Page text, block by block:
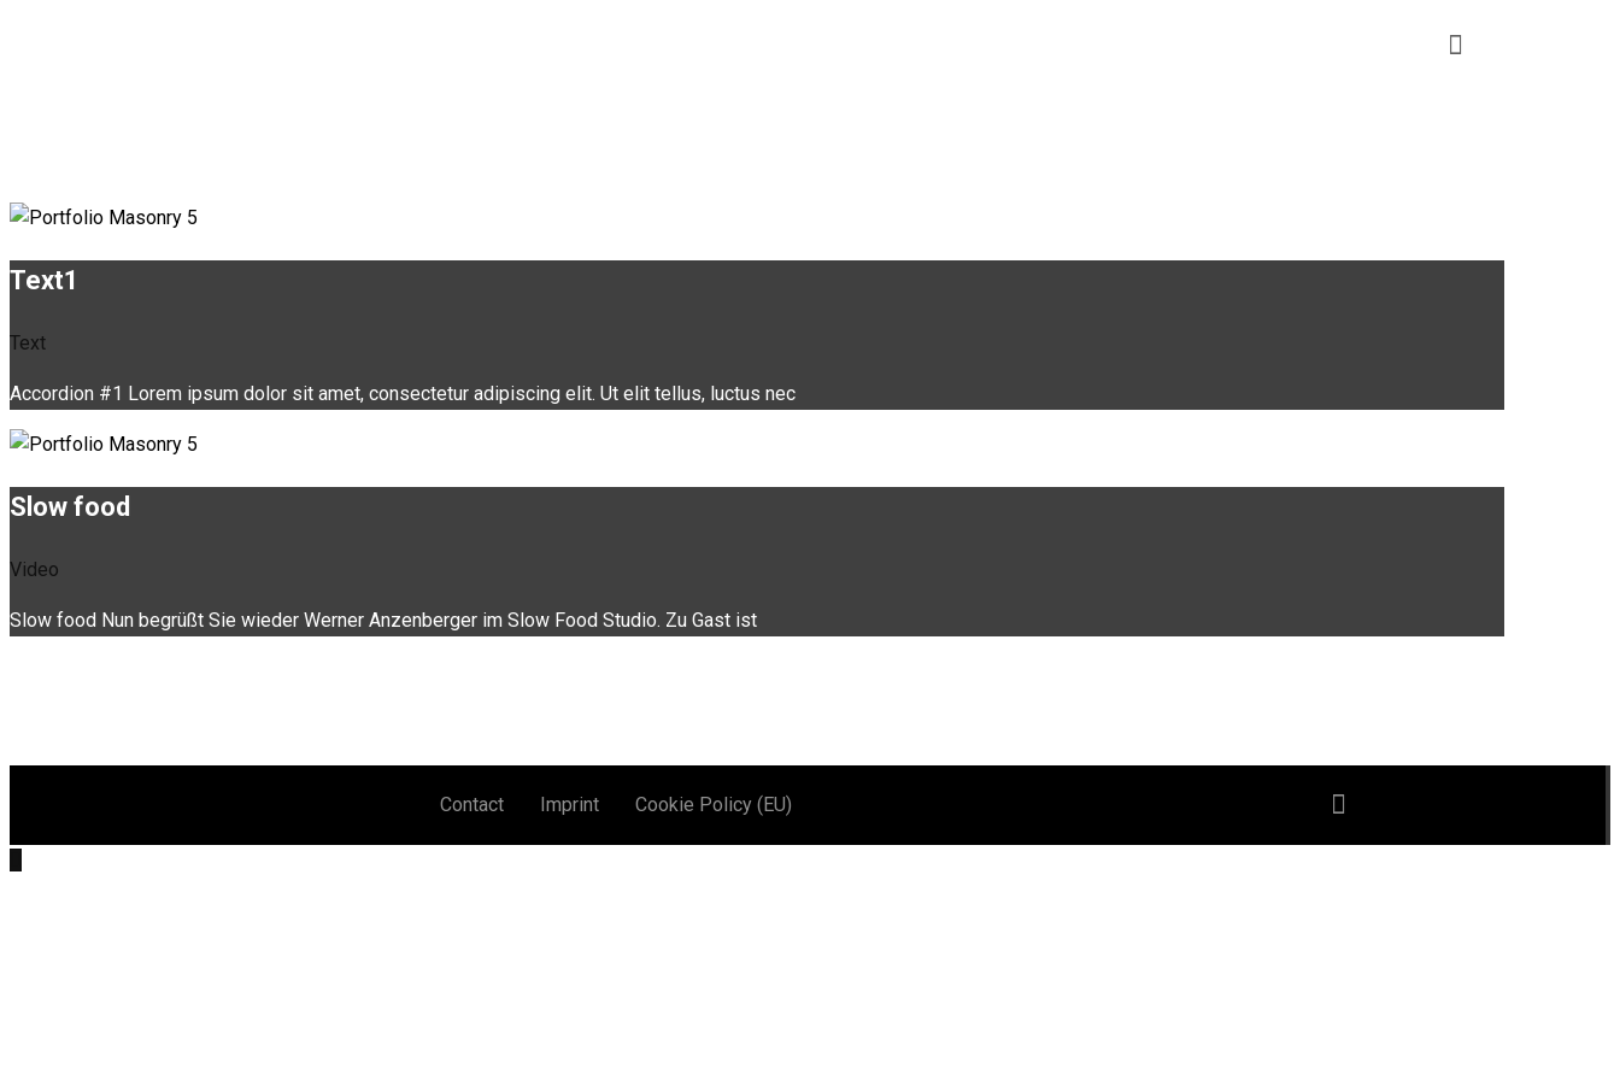
Text1
Text
Accordion #1 Lorem ipsum dolor sit amet, consectetur adipiscing elit. Ut elit tellus, luctus nec
Slow food
Video
Slow food Nun begrüßt Sie wieder Werner Anzenberger im Slow Food Studio. Zu Gast ist
Contact Imprint Cookie Policy (EU)